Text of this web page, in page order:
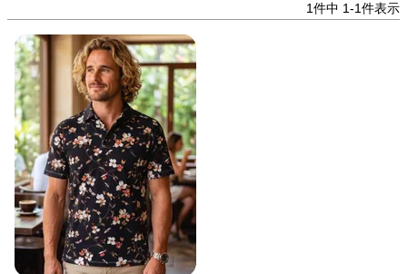
1件中 1-1件表示